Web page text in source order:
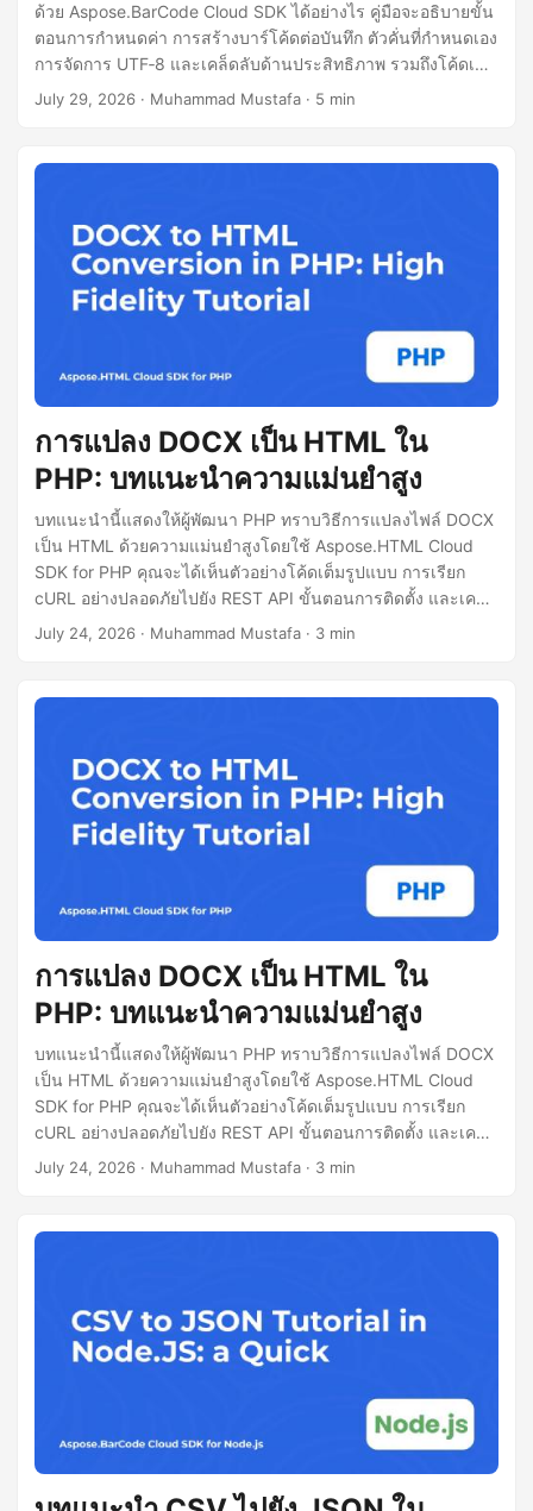
ด้วย Aspose.BarCode Cloud SDK ได้อย่างไร คู่มือจะอธิบายขั้น
ตอนการกำหนดค่า การสร้างบาร์โค้ดต่อบันทึก ตัวคั่นที่กำหนดเอง
การจัดการ UTF‑8 และเคล็ดลับด้านประสิทธิภาพ รวมถึงโค้ดเต็ม
และตัวอย่าง cURL ด้วย
July 29, 2026 · Muhammad Mustafa · 5 min
การแปลง DOCX เป็น HTML ใน
PHP: บทแนะนำความแม่นยำสูง
บทแนะนำนี้แสดงให้ผู้พัฒนา PHP ทราบวิธีการแปลงไฟล์ DOCX
เป็น HTML ด้วยความแม่นยำสูงโดยใช้ Aspose.HTML Cloud
SDK for PHP คุณจะได้เห็นตัวอย่างโค้ดเต็มรูปแบบ การเรียก
cURL อย่างปลอดภัยไปยัง REST API ขั้นตอนการติดตั้ง และเคล็ด
ลับในการจัดการเอกสารขนาดใหญ่
July 24, 2026 · Muhammad Mustafa · 3 min
การแปลง DOCX เป็น HTML ใน
PHP: บทแนะนำความแม่นยำสูง
บทแนะนำนี้แสดงให้ผู้พัฒนา PHP ทราบวิธีการแปลงไฟล์ DOCX
เป็น HTML ด้วยความแม่นยำสูงโดยใช้ Aspose.HTML Cloud
SDK for PHP คุณจะได้เห็นตัวอย่างโค้ดเต็มรูปแบบ การเรียก
cURL อย่างปลอดภัยไปยัง REST API ขั้นตอนการติดตั้ง และเคล็ด
ลับในการจัดการเอกสารขนาดใหญ่
July 24, 2026 · Muhammad Mustafa · 3 min